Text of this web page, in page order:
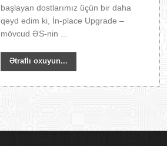
başlayan dostlarımız üçün bir daha
qeyd edim ki, İn-place Upgrade –
mövcud ƏS-nin ...
Ətraflı oxuyun...